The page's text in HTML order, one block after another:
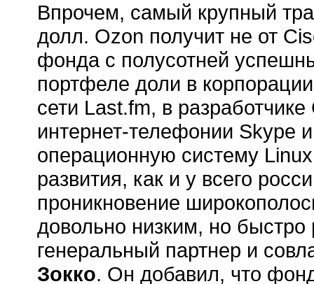
Впрочем, самый крупный
долл. Ozon получит не от
фонда с полусотней
портфеле доли в
сети Last.fm, в
интернет-телефонии Skype
операционную систему
развития, как и у всего
проникновение
довольно низким, но
генеральный партнер и
Зокко. Он добавил, что